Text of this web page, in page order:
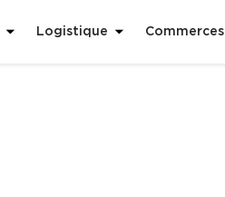
Logistique Commerces